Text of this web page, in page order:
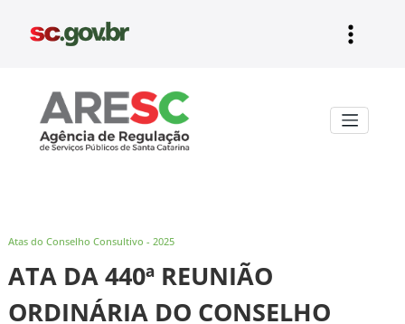
Atas do Conselho Consultivo - 2025
ATA DA 440ª REUNIÃO
ORDINÁRIA DO CONSELHO